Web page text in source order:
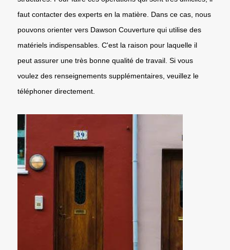
faut contacter des experts en la matière. Dans ce cas, nous
pouvons orienter vers Dawson Couverture qui utilise des
matériels indispensables. C'est la raison pour laquelle il
peut assurer une très bonne qualité de travail. Si vous
voulez des renseignements supplémentaires, veuillez le
téléphoner directement.